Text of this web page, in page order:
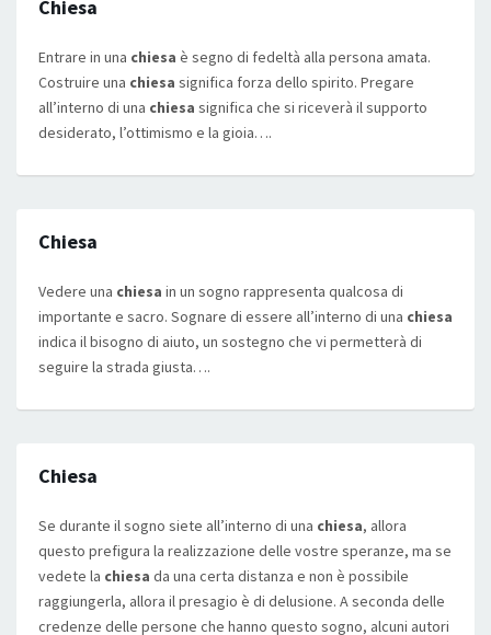
Chiesa
Entrare in una chiesa è segno di fedeltà alla persona amata.
Costruire una chiesa significa forza dello spirito. Pregare
all’interno di una chiesa significa che si riceverà il supporto
desiderato, l’ottimismo e la gioia….
Chiesa
Vedere una chiesa in un sogno rappresenta qualcosa di
importante e sacro. Sognare di essere all’interno di una chiesa
indica il bisogno di aiuto, un sostegno che vi permetterà di
seguire la strada giusta….
Chiesa
Se durante il sogno siete all’interno di una chiesa, allora
questo prefigura la realizzazione delle vostre speranze, ma se
vedete la chiesa da una certa distanza e non è possibile
raggiungerla, allora il presagio è di delusione. A seconda delle
credenze delle persone che hanno questo sogno, alcuni autori